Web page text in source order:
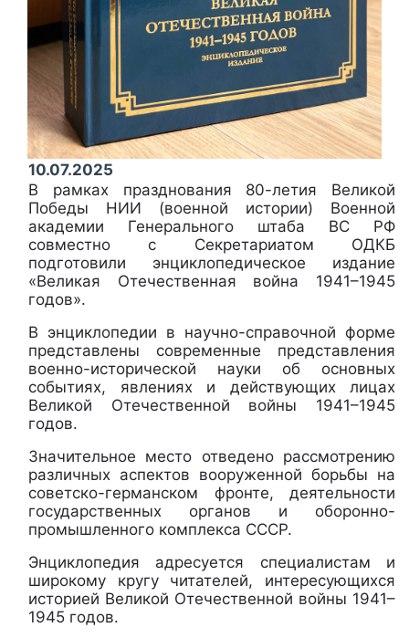
10.07.2025
В рамках празднования 80-летия Великой
Победы НИИ (военной истории) Военной
академии Генерального штаба ВС РФ
совместно с Секретариатом ОДКБ
подготовили энциклопедическое издание
«Великая Отечественная война 1941–1945
годов».
В энциклопедии в научно-справочной форме
представлены современные представления
военно-исторической науки об основных
событиях, явлениях и действующих лицах
Великой Отечественной войны 1941–1945
годов.
Значительное место отведено рассмотрению
различных аспектов вооруженной борьбы на
советско-германском фронте, деятельности
государственных органов и оборонно-
промышленного комплекса СССР.
Энциклопедия адресуется специалистам и
широкому кругу читателей, интересующихся
историей Великой Отечественной войны 1941–
1945 годов.